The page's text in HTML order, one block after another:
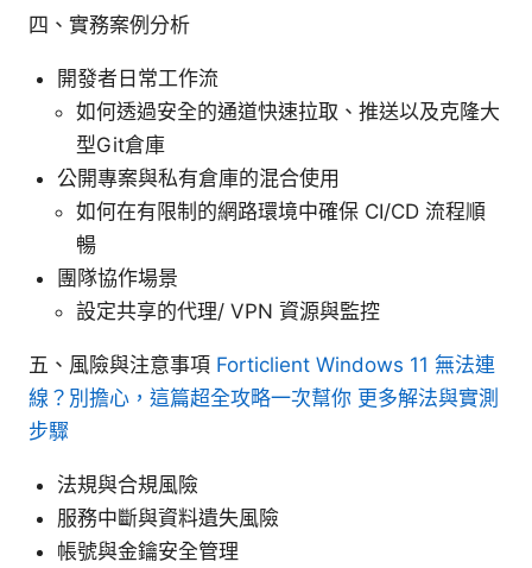
四、實務案例分析
開發者日常工作流
如何透過安全的通道快速拉取、推送以及克隆大
型Git倉庫
公開專案與私有倉庫的混合使用
如何在有限制的網路環境中確保 CI/CD 流程順
暢
團隊協作場景
設定共享的代理/ VPN 資源與監控
五、風險與注意事項 Forticlient Windows 11 無法連
線？別擔心，這篇超全攻略一次幫你 更多解法與實測
步驟
法規與合規風險
服務中斷與資料遺失風險
帳號與金鑰安全管理